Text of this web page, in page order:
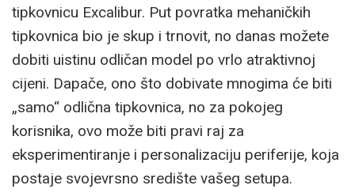
tipkovnicu Excalibur. Put povratka mehaničkih
tipkovnica bio je skup i trnovit, no danas možete
dobiti uistinu odličan model po vrlo atraktivnoj
cijeni. Dapače, ono što dobivate mnogima će biti
„samo“ odlična tipkovnica, no za pokojeg
korisnika, ovo može biti pravi raj za
eksperimentiranje i personalizaciju periferije, koja
postaje svojevrsno središte vašeg setupa.